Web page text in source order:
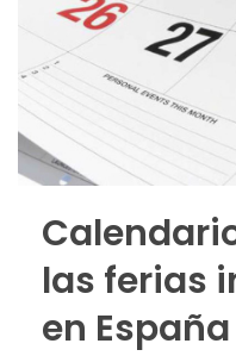
las ferias
en